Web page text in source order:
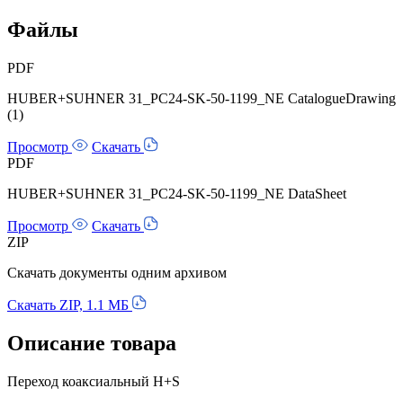
Файлы
PDF
HUBER+SUHNER 31_PC24-SK-50-1199_NE CatalogueDrawing
(1)
Просмотр
Скачать
PDF
HUBER+SUHNER 31_PC24-SK-50-1199_NE DataSheet
Просмотр
Скачать
ZIP
Скачать документы одним архивом
Скачать ZIP, 1.1 МБ
Описание товара
Переход коаксиальный H+S